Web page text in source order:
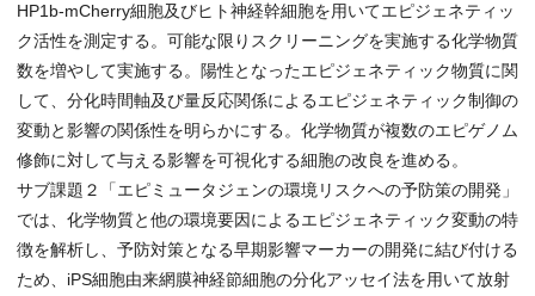
HP1b-mCherry細胞及びヒト神経幹細胞を用いてエピジェネティッ
ク活性を測定する。可能な限りスクリーニングを実施する化学物質
数を増やして実施する。陽性となったエピジェネティック物質に関
して、分化時間軸及び量反応関係によるエピジェネティック制御の
変動と影響の関係性を明らかにする。化学物質が複数のエピゲノム
修飾に対して与える影響を可視化する細胞の改良を進める。
サブ課題２「エピミュータジェンの環境リスクへの予防策の開発」
では、化学物質と他の環境要因によるエピジェネティック変動の特
徴を解析し、予防対策となる早期影響マーカーの開発に結び付ける
ため、iPS細胞由来網膜神経節細胞の分化アッセイ法を用いて放射